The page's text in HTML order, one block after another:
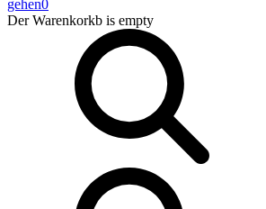
gehen0
Der Warenkorkb is empty